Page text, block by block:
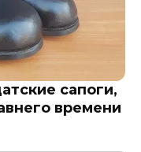
сапоги,
времени